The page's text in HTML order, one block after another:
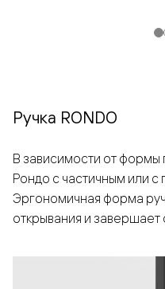
Ручка RONDO
В зависимости от формы
Рондо с частичным или
Эргономичная форма
открывания и